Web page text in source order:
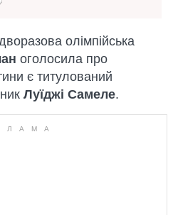
олімпійська
оголосила про
є титулований
Луїджі Самеле.